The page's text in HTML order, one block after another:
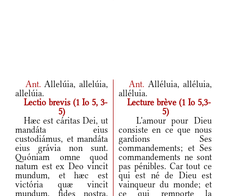
Ant.Allelúia, allelúia,
allelúia.
Ant.Alléluia, alléluia,
alléluia.
Lectio brevis (1 Io 5, 3-
5)
Lecture brève (1 Io 5,3-
5)
Hæc est cáritas Dei, ut
mandáta eius
custodiámus, et mandáta
eius grávia non sunt.
Quóniam omne quod
natum est ex Deo vincit
mundum, et hæc est
victória quæ vincit
mundum, fides nostra.
L'amour pour Dieu
consiste en ce que nous
gardions Ses
commandements; et Ses
commandements ne sont
pas pénibles. Car tout ce
qui est né de Dieu est
vainqueur du monde; et
ce qui remporte la